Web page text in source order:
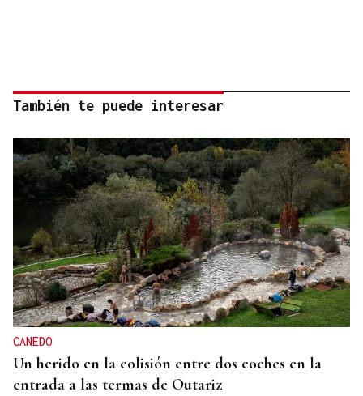
También te puede interesar
CANEDO
Un herido en la colisión entre dos coches en la
entrada a las termas de Outariz